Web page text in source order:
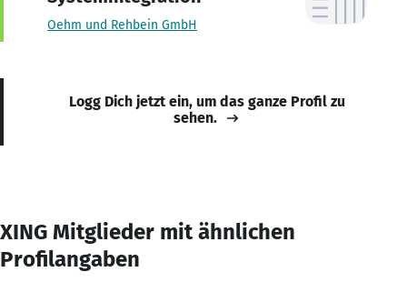
Oehm und Rehbein GmbH
Logg Dich jetzt ein, um das ganze Profil zu
sehen.
XING Mitglieder mit ähnlichen
Profilangaben